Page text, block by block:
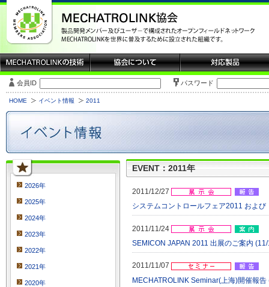
会員ID パスワード
HOME イベント情報 2011
2026年
2025年
2024年
2023年
2022年
2021年
2020年
EVENT：2011年
2011/12/27
システムコントロールフェア2011 およ
2011/11/24
SEMICON JAPAN 2011 出展のご案内
2011/11/07
MECHATROLINK Seminar(上海)開催報